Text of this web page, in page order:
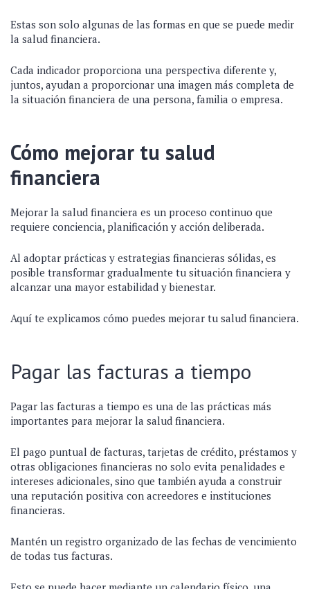
Estas son solo algunas de las formas en que se puede medir
la salud financiera.
Cada indicador proporciona una perspectiva diferente y,
juntos, ayudan a proporcionar una imagen más completa de
la situación financiera de una persona, familia o empresa.
Cómo mejorar tu salud
financiera
Mejorar la salud financiera es un proceso continuo que
requiere conciencia, planificación y acción deliberada.
Al adoptar prácticas y estrategias financieras sólidas, es
posible transformar gradualmente tu situación financiera y
alcanzar una mayor estabilidad y bienestar.
Aquí te explicamos cómo puedes mejorar tu salud financiera.
Pagar las facturas a tiempo
Pagar las facturas a tiempo es una de las prácticas más
importantes para mejorar la salud financiera.
El pago puntual de facturas, tarjetas de crédito, préstamos y
otras obligaciones financieras no solo evita penalidades e
intereses adicionales, sino que también ayuda a construir
una reputación positiva con acreedores e instituciones
financieras.
Mantén un registro organizado de las fechas de vencimiento
de todas tus facturas.